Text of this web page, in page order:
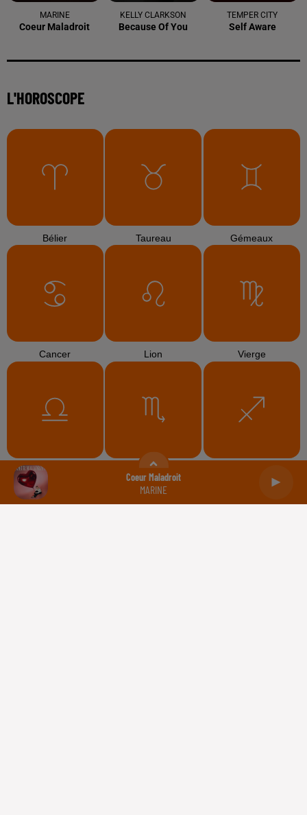
Coeur Maladroit
MARINE
MARINE
Coeur Maladroit
KELLY CLARKSON
Because Of You
TEMPER CITY
Self Aware
L'HOROSCOPE
Bélier Taureau Gémeaux
Cancer Lion Vierge
Balance Scorpion